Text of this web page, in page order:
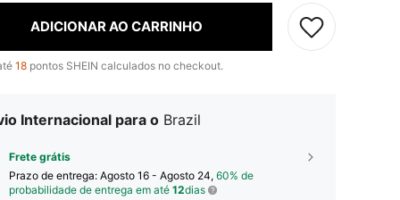
ADICIONAR AO CARRINHO
18 pontos SHEIN calculados no checkout.
Internacional para o Brazil
Frete grátis
Prazo de entrega: Agosto 16 - Agosto 24, 60% de
probabilidade de entrega em até 12dias